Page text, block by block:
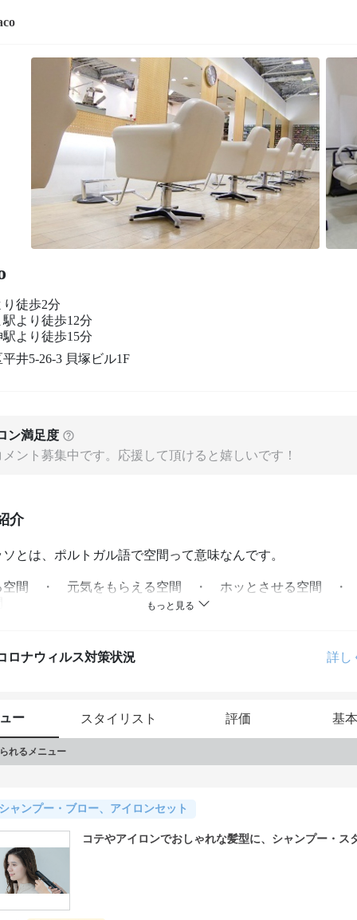
徒歩2分
より徒歩12分
より徒歩15分
井5-26-3 貝塚ビル1F
ン満足度
ント募集中です。応援して頂けると嬉しいです！
介
とは、ポルトガル語で空間って意味なんです。
空間　・　元気をもらえる空間　・　ホッとさせる空間　・
って心地良い『　空間　』でありたいと思ってます。
パッソは、毛質改善に特化した美容室です。
きの毛質…年齢による毛質の変化にお悩みのお客様は、是非
ロナウィルス対策状況 詳し
ー スタイリスト 評価 基
れるメニュー
ャンプー・ブロー、アイロンセット
コテやアイロンでおしゃれな髪型に、シャンプー・ス